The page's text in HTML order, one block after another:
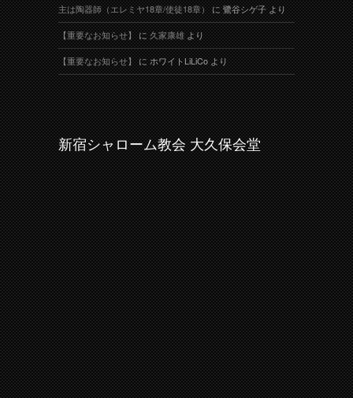
主は陶器師（エレミヤ18章/使徒18章）に鷺谷シゲ子より
【重要なお知らせ】に久家康雄より
【重要なお知らせ】にホワイトLiLiCoより
新宿シャローム教会 大久保会堂